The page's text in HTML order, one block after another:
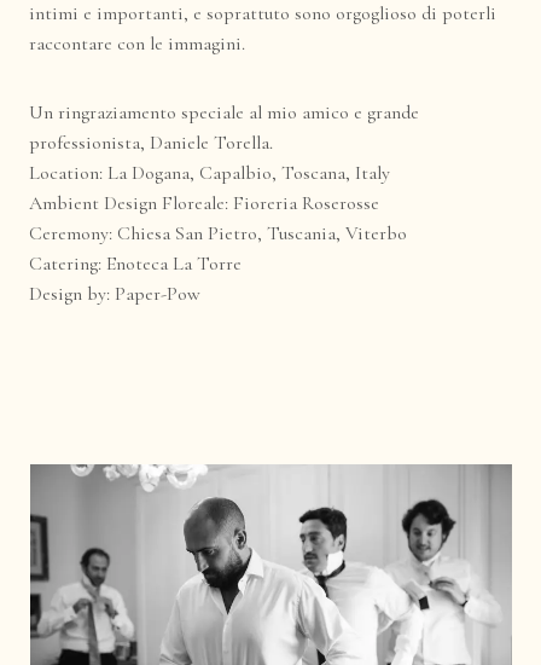
intimi e importanti, e soprattuto sono orgoglioso di poterli
raccontare con le immagini.
Un ringraziamento speciale al mio amico e grande
professionista, Daniele Torella.
Location: La Dogana, Capalbio, Toscana, Italy
Ambient Design Floreale: Fioreria Roserosse
Ceremony: Chiesa San Pietro, Tuscania, Viterbo
Catering: Enoteca La Torre
Design by: Paper-Pow